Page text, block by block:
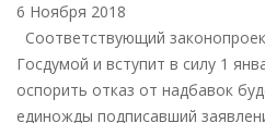
ГОСДУМЫ
ПРЕДЛОЖИЛИ
ОТКАЗАТЬСЯ
6 Ноября 2018
Соответствующий
Госдумой и вступит в силу 1
оспорить отказ от надбавок
единожды подписавший